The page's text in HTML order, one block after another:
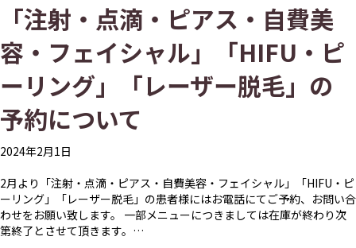
「注射・点滴・ピアス・自費美
容・フェイシャル」「HIFU・ピ
ーリング」「レーザー脱毛」の
予約について
2024年2月1日
2月より「注射・点滴・ピアス・自費美容・フェイシャル」「HIFU・ピ
ーリング」「レーザー脱毛」の患者様にはお電話にてご予約、お問い合
わせをお願い致します。 一部メニューにつきましては在庫が終わり次
第終了とさせて頂きます。…